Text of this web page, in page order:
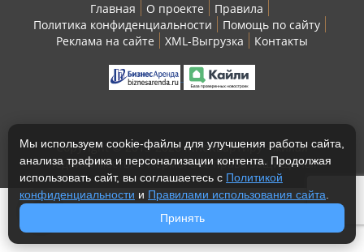
Главная О проекте
Правила
Политика конфиденциальности
Помощь по сайту
Реклама на сайте
XML-Выгрузка Контакты
Copyright © 2013-2026 МнеКвартиру - жилая
недвижимость, г. Пермь. Все права защищены.
Мы используем cookie-файлы для улучшения работы сайта,
анализа трафика и персонализации контента. Продолжая
использовать сайт, вы соглашаетесь с Политикой
конфиденциальности и Правилами использования сайта
Принять